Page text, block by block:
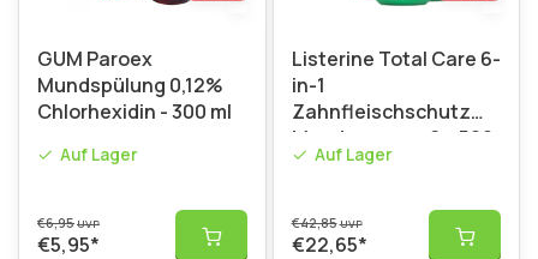
GUM Paroex
Mundspülung 0,12%
Chlorhexidin - 300 ml
Auf Lager
€6,95UVP
€5,95*
Listerine Total Care 6-
in-1
Zahnfleischschutz
Mundwasser - 6 x 500
ml Auf Lager
€42,85UVP
€22,65*